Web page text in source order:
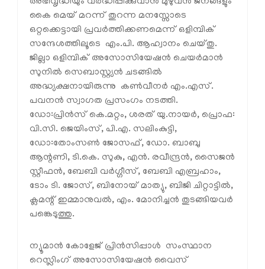
കൈ മെയ് മറന്ന് തുറന്ന മനസ്സോടെ
ഒറ്റക്കെട്ടായി പ്രവര്‍ത്തിക്കണമെന്ന് ഒളിമ്പിക്
സന്ദേശത്തിലൂടെ എം.പി. ആഹ്വാനം ചെയ്തു.
ജില്ലാ ഒളിമ്പിക് അസോസിയേഷന്‍ ചെയര്‍മാന്‍
സുനില്‍ സെബാസ്റ്റ്യന്‍ ചടങ്ങില്‍
അദ്ധ്യക്ഷനായിരുന്നു കണ്‍വീനര്‍ എം.എസ്.
പവനന്‍ സ്വാഗത പ്രസംഗം നടത്തി.
ഡോ:പ്രിന്‍സ് കെ.മറ്റം, ശരത് യു.നായര്‍, പ്രൊഫ:
വി.സി. ജെയിംസ്, പി.എ. സലിംകുട്ടി,
ഡോ:തോംസണ്‍ ജോസഫ്, ഡോ. ബാബു
ആന്റണി, ടി.കെ. സുകു, എന്‍. രവീന്ദ്രന്‍, സൈജന്‍
സ്റ്റീഫന്‍, ബേബി വര്‍ഗ്ഗീസ്, ബേബി എബ്രഹാം,
ടോം ടി. ജോസ്, ബിനോയ് മാത്യു, ബിജി ചിറ്റാട്ടില്‍,
ക്ലമന്റ് ഇമ്മാനുവല്‍, എം. മോനിച്ചന്‍ തുടങ്ങിയവര്‍
പങ്കെടുത്തു.
ന്യൂമാന്‍ കോളേജ് പ്രിന്‍സിപ്പാള്‍ സംസ്ഥാന
റെസ്ലിംഗ് അസോസിയേഷന്‍ വൈസ്